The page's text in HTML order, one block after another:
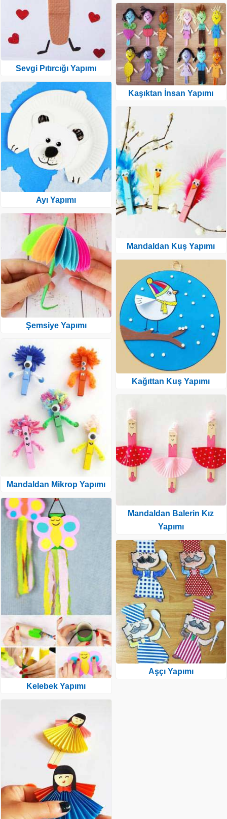
Sevgi Pıtırcığı Yapımı
Ayı Yapımı
Şemsiye Yapımı
Mandaldan Mikrop Yapımı
Kelebek Yapımı
Kaşıktan İnsan Yapımı
Mandaldan Kuş Yapımı
Kağıttan Kuş Yapımı
Mandaldan Balerin Kız
Yapımı
Aşçı Yapımı